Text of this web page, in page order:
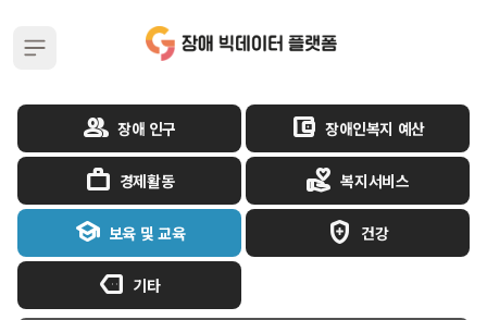
메인메뉴 열기
group 장애 인구 account_balance_wallet 장애인복지 예산
work_outline 경제활동 volunteer_activism 복지서비스
school 보육 및 교육 health_and_safety 건강
more 기타